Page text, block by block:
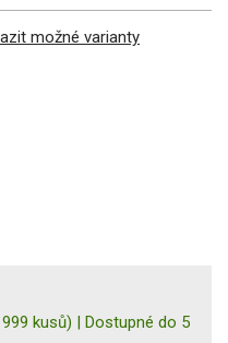
možné varianty
kusů) | Dostupné do 5